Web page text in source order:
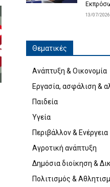
13/07/2026
Θεματικές
Ανάπτυξη & Οικονομία
Εργασία, ασφάλιση &
Παιδεία
Υγεία
Περιβάλλον & Ενέργεια
Αγροτική ανάπτυξη
Δημόσια διοίκηση &
Πολιτισμός &